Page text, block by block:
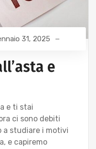
31, 2025
e
e ti stai
ci sono debiti
a studiare i motivi
e capiremo